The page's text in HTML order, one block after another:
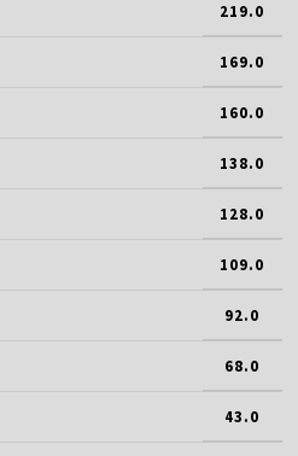
219.0
169.0
160.0
138.0
128.0
109.0
92.0
68.0
43.0